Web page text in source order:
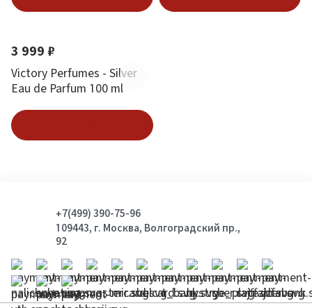
Новинка
3 999 ₽
Victory Perfumes - Silver
Eau de Parfum 100 ml
+7(499) 390-75-96
109443, г. Москва, Волгоградский пр.,
92